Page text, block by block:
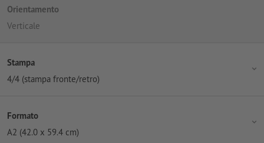
Orientamento
Verticale
Stampa
4/4 (stampa fronte/retro)
Formato
A2 (42.0 x 59.4 cm)